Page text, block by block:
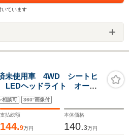
いています
未使用車 4WD シートヒ
ヘッドライト オート
クルオープンドア ドリ
ー パワーウィンドウ サ
談可 360°画像付
支払総額
144.9万円
本体価格
140.3万円